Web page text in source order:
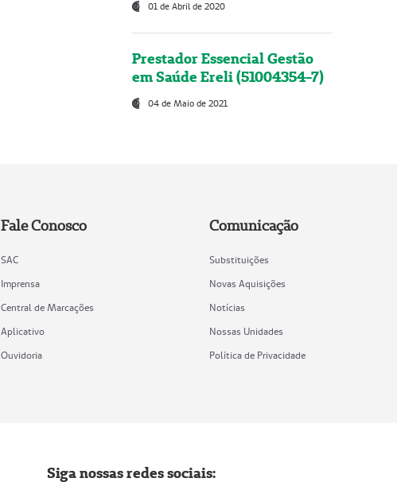
01 de Abril de 2020
Prestador Essencial Gestão
em Saúde Ereli (51004354-7)
04 de Maio de 2021
Fale Conosco
SAC
Imprensa
Central de Marcações
Aplicativo
Ouvidoria
Comunicação
Substituições
Novas Aquisições
Notícias
Nossas Unidades
Política de Privacidade
Siga nossas redes sociais: